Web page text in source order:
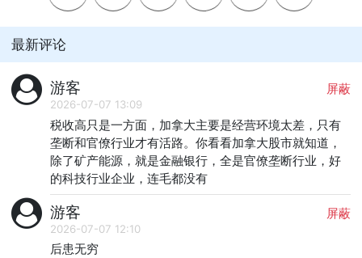
最新评论
游客 屏蔽
2026-07-07 13:09
税收高只是一方面，加拿大主要是经营环境太差，只有
垄断和官僚行业才有活路。你看看加拿大股市就知道，
除了矿产能源，就是金融银行，全是官僚垄断行业，好
的科技行业企业，连毛都没有
游客 屏蔽
2026-07-07 12:10
后患无穷